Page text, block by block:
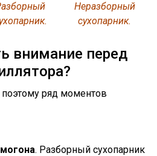
Неразборный
сухопарник.
внимание перед
поэтому ряд моментов
. Разборный сухопарник